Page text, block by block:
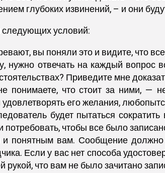
глубоких извинений, – и они
следующих условий:
вы поняли это и видите, что
нужно отвечать на каждый вопрос
Приведите мне
понимаете, что стоит за ними, —
его желания,
будет пытаться
чтобы все было
и понятным вам. Сообщение
Если у вас нет способа
что вам не было зачитано